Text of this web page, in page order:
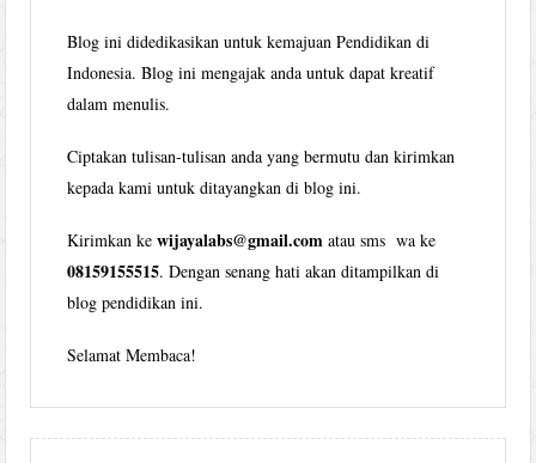
Blog ini didedikasikan untuk kemajuan Pendidikan di
Indonesia. Blog ini mengajak anda untuk dapat kreatif
dalam menulis.
Ciptakan tulisan-tulisan anda yang bermutu dan kirimkan
kepada kami untuk ditayangkan di blog ini.
Kirimkan kewijayalabs@gmail.com atau sms wa ke
08159155515. Dengan senang hati akan ditampilkan di
blog pendidikan ini.
Selamat Membaca!